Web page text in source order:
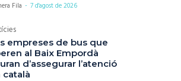
Fila - 7 d'agost de 2026
empreses de bus que
al Baix Empordà
d’assegurar l’atenció
català